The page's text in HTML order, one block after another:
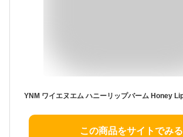
この商品をサイトでみる